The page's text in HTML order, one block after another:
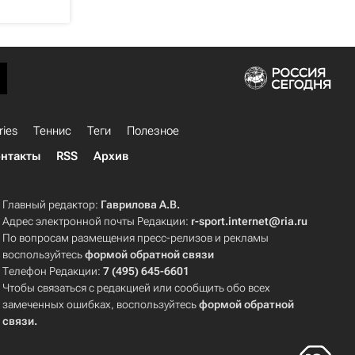
Теннис Теги
Полезное
RSS Архив
Главный редактор: Гаврилова А.В.
Адрес электронной почты Редакции: r-sport.internet@ria.ru
По вопросам размещения пресс-релизов и рекламы
воспользуйтесьформой обратной связи
Телефон Редакции:7 (495) 645-6601
Чтобы связаться с редакцией или сообщить обо всех
замеченных ошибках, воспользуйтесьформой обратной
связи.